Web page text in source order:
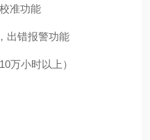
准功能
出错报警功能
10万小时以上）